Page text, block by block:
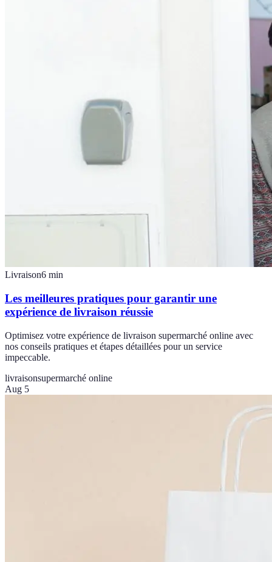
Livraison6 min
Les meilleures pratiques pour garantir une
expérience de livraison réussie
Optimisez votre expérience de livraison supermarché online avec
nos conseils pratiques et étapes détaillées pour un service
impeccable.
livraisonsupermarché online
Aug 5